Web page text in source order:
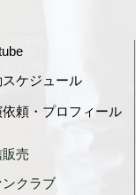
ケジュール
依頼・プロフィール
売
ンクラブ